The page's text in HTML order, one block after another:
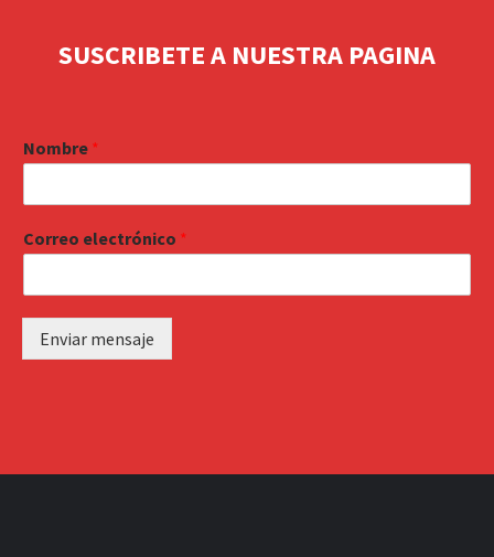
SUSCRIBETE A NUESTRA PAGINA
Nombre *
Correo electrónico *
Enviar mensaje